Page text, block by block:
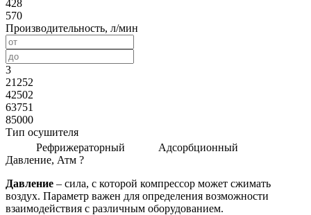
428
570
Производительность, л/мин
3
21252
42502
63751
85000
Тип осушителя
Рефрижераторный
Адсорбционный
Давление, Атм ?
Давление – сила, с которой компрессор может сжимать
воздух. Параметр важен для определения возможности
взаимодействия с различным оборудованием.